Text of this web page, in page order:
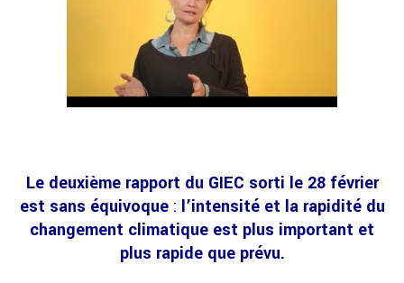
Le deuxième rapport du GIEC sorti le 28 février
est sans équivoque : l’intensité et la rapidité du
changement climatique est plus important et
plus rapide que prévu.